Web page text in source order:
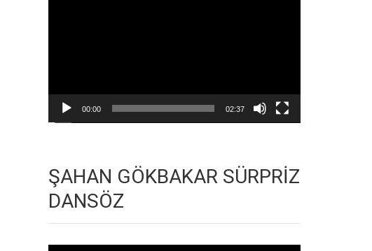
00:00 02:37
ŞAHAN GÖKBAKAR SÜRPRİZ
DANSÖZ